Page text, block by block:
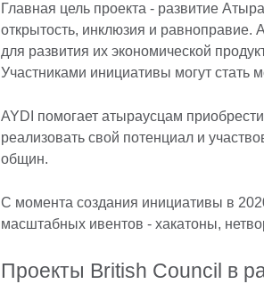
Главная цель проекта - развитие
открытость, инклюзия и
для развития их экономической
Участниками инициативы могут стать
AYDI помогает атыраусцам
реализовать свой потенциал и
общин.
С момента создания инициативы в
масштабных ивентов - хакатоны,
Проекты British Council в